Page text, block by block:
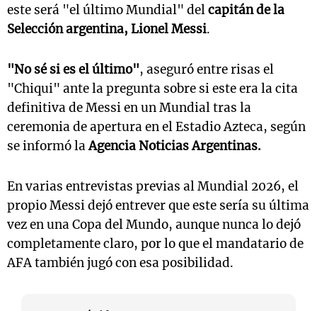
este será "el último Mundial" delcapitán de la
Selección argentina, Lionel Messi.
"No sé si es el último", aseguró entre risas el
"Chiqui" ante la pregunta sobre si este era la cita
definitiva de Messi en un Mundial tras la
ceremonia de apertura en el Estadio Azteca, según
se informó laAgencia Noticias Argentinas.
En varias entrevistas previas al Mundial 2026, el
propio Messi dejó entrever que este sería su última
vez en una Copa del Mundo, aunque nunca lo dejó
completamente claro, por lo que el mandatario de
AFA también jugó con esa posibilidad.